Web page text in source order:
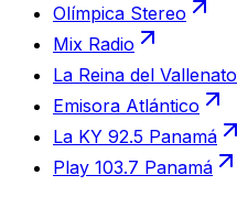
Olímpica Stereo
Mix Radio
La Reina del Vallenato
Emisora Atlántico
La KY 92.5 Panamá
Play 103.7 Panamá